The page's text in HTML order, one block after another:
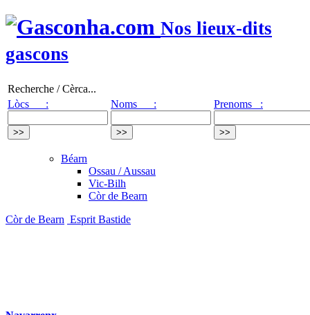
Nos lieux-dits
gascons
Recherche / Cèrca...
Lòcs :
Noms : Prenoms :
Béarn
Ossau / Aussau
Vic-Bilh
Còr de Bearn
Còr de Bearn Esprit Bastide